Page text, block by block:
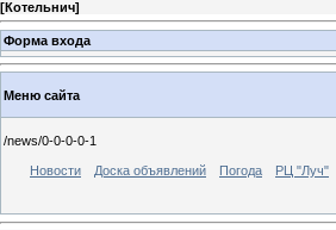
[Котельнич]
Форма входа
Меню сайта
/news/0-0-0-0-1
Новости Доска объявлений Погода РЦ "Луч"